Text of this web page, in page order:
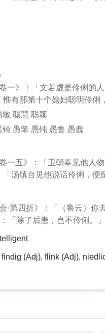
卷一》：「文若虚是伶俐的
惟有那第十个媳妇聪明伶俐
敏 聪慧 聪颖
愚笨 愚钝 愚鲁 愚蠢
卷一五》：「卫朝奉见他人
「汤镇台见他说话伶俐，
·第四折》：「（鲁云）​你
「除了后患，岂不伶俐。」
(Adj)​, flink (Adj)​,